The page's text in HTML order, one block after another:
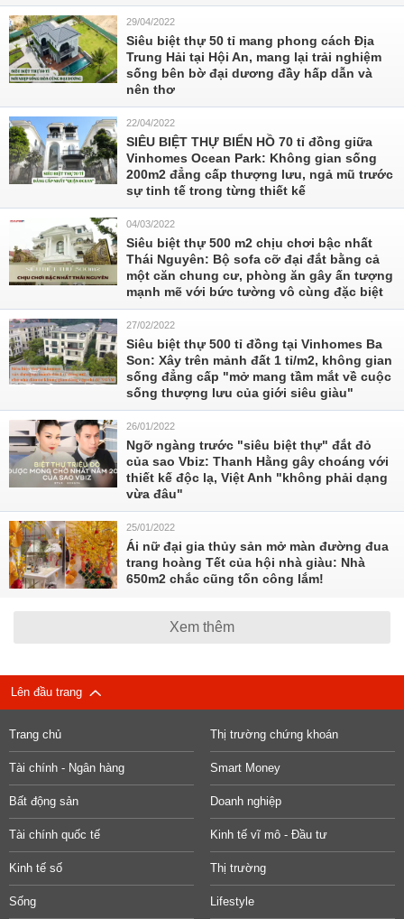
29/04/2022
Siêu biệt thự 50 tỉ mang phong cách Địa
Trung Hải tại Hội An, mang lại trải nghiệm
sống bên bờ đại dương đầy hấp dẫn và
nên thơ
22/04/2022
SIÊU BIỆT THỰ BIỂN HỒ 70 tỉ đồng giữa
Vinhomes Ocean Park: Không gian sống
200m2 đẳng cấp thượng lưu, ngả mũ trước
sự tinh tế trong từng thiết kế
04/03/2022
Siêu biệt thự 500 m2 chịu chơi bậc nhất
Thái Nguyên: Bộ sofa cỡ đại đắt bằng cả
một căn chung cư, phòng ăn gây ấn tượng
mạnh mẽ với bức tường vô cùng đặc biệt
27/02/2022
Siêu biệt thự 500 tỉ đồng tại Vinhomes Ba
Son: Xây trên mảnh đất 1 tỉ/m2, không gian
sống đẳng cấp "mở mang tầm mắt về cuộc
sống thượng lưu của giới siêu giàu"
26/01/2022
Ngỡ ngàng trước "siêu biệt thự" đắt đỏ
của sao Vbiz: Thanh Hằng gây choáng với
thiết kế độc lạ, Việt Anh "không phải dạng
vừa đâu"
25/01/2022
Ái nữ đại gia thủy sản mở màn đường đua
trang hoàng Tết của hội nhà giàu: Nhà
650m2 chắc cũng tốn công lắm!
Xem thêm
Lên đầu trang
Trang chủ Thị trường chứng khoán
Tài chính - Ngân hàng Smart Money
Bất động sản Doanh nghiệp
Tài chính quốc tế Kinh tế vĩ mô - Đầu tư
Kinh tế số Thị trường
Sống Lifestyle